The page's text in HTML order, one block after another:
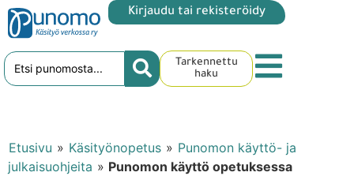
Kirjaudu tai rekisteröidy
Tarkennettu
haku
Etusivu » Käsityönopetus » Punomon käyttö- ja
julkaisuohjeita » Punomon käyttö opetuksessa